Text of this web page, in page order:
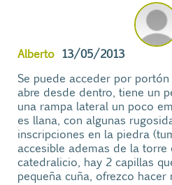
Alberto 13/05/2013
Se puede acceder por
abre desde dentro, tiene un
una rampa lateral un poco
es llana, con algunas
inscripciones en la piedra
accesible ademas de la torre
catedralicio, hay 2 capillas
pequeña cuña, ofrezco